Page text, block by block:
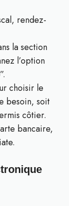
rendez-
la section
l’option
choisir le
besoin, soit
côtier.
bancaire,